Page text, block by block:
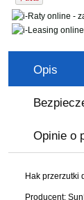
Opis
Opinie o
Hak przerzutki
Producent: